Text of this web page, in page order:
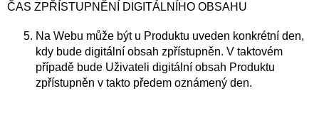
ČAS ZPŘÍSTUPNĚNÍ DIGITÁLNÍHO OBSAHU
Na Webu může být u Produktu uveden konkrétní den,
kdy bude digitální obsah zpřístupněn. V taktovém
případě bude Uživateli digitální obsah Produktu
zpřístupněn v takto předem oznámený den.